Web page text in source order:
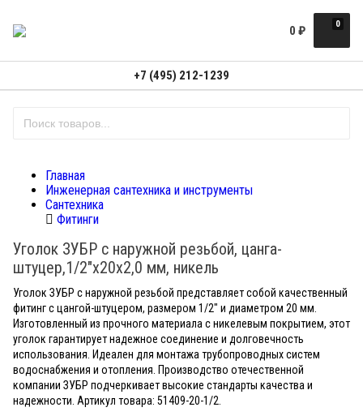
0
0 ₽
+7 (495) 212-1239
Главная
Инженерная сантехника и инструменты
Сантехника
Фитинги
Уголок ЗУБР с наружной резьбой, цанга-
штуцер,1/2"х20х2,0 мм, никель
Уголок ЗУБР с наружной резьбой представляет собой качественный
фитинг с цангой-штуцером, размером 1/2" и диаметром 20 мм.
Изготовленный из прочного материала с никелевым покрытием, этот
уголок гарантирует надежное соединение и долговечность
использования. Идеален для монтажа трубопроводных систем
водоснабжения и отопления. Производство отечественной
компании ЗУБР подчеркивает высокие стандарты качества и
надежности. Артикул товара: 51409-20-1/2.